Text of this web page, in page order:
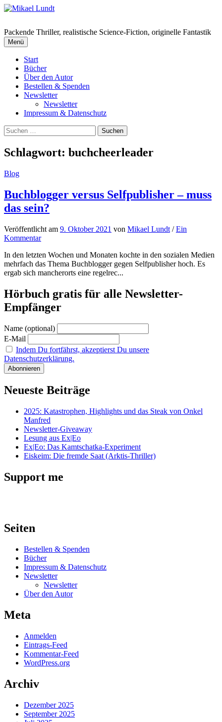
Springe
Packende Thriller, realistische Science-Fiction, originelle Fantastik
Menü
Start
Bücher
Über den Autor
Bestellen & Spenden
Newsletter
Newsletter
Impressum & Datenschutz
Suchen
nach:
Schlagwort: buchcheerleader
Blog
Buchblogger versus Selfpublisher – muss
das sein?
Veröffentlicht am 9. Oktober 2021 von Mikael Lundt /Ein
Kommentar
In den letzten Wochen und Monaten kochte in den sozialen Medien
mehrfach das Thema Buchblogger gegen Selfpublisher hoch. Es
ergab sich mancherorts eine regelrec...
Hörbuch gratis für alle Newsletter-
Empfänger
Name (optional)
E-Mail
Indem Du fortfährst, akzeptierst Du unsere
Datenschutzerklärung.
Neueste Beiträge
2025: Katastrophen, Highlights und das Steak von Onkel
Manfred
Newsletter-Giveaway
Lesung aus Ex|Eo
Ex|Eo: Das Kamtschatka-Experiment
Eiskeim: Die fremde Saat (Arktis-Thriller)
Support me
Seiten
Bestellen & Spenden
Bücher
Impressum & Datenschutz
Newsletter
Newsletter
Über den Autor
Meta
Anmelden
Eintrags-Feed
Kommentar-Feed
WordPress.org
Archiv
Dezember 2025
September 2025